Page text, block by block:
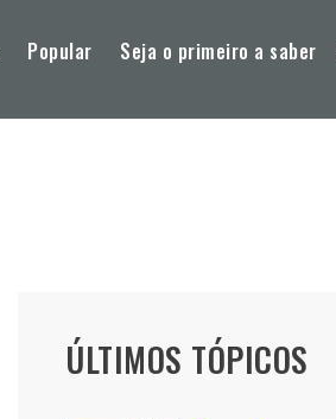
Popular Seja o primeiro a saber
ÚLTIMOS TÓPICOS